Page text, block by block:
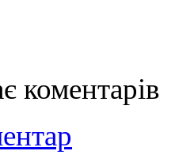
коментарів